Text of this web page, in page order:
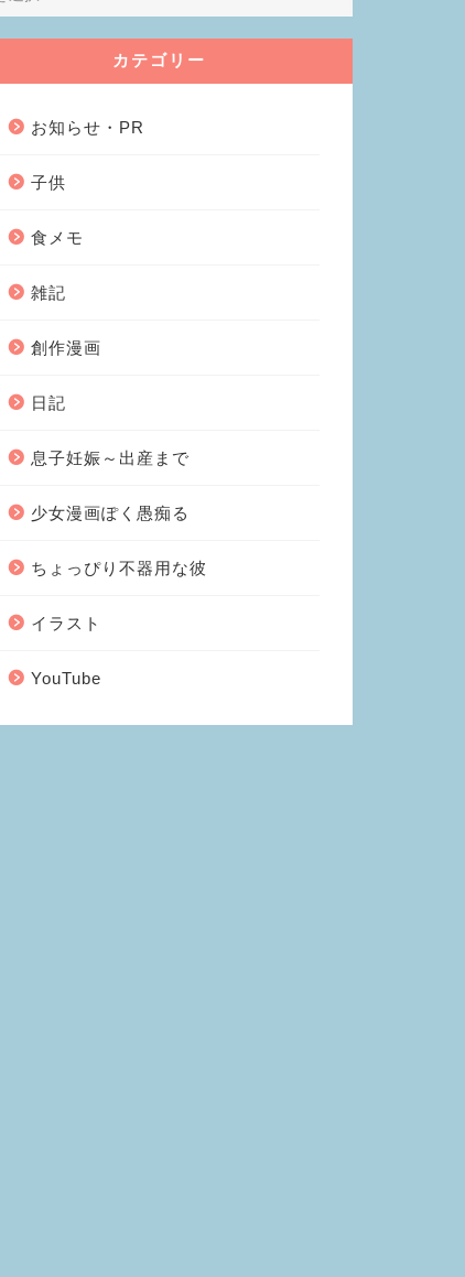
カテゴリー
お知らせ・PR
子供
食メモ
雑記
創作漫画
日記
息子妊娠～出産まで
少女漫画ぽく愚痴る
ちょっぴり不器用な彼
イラスト
YouTube